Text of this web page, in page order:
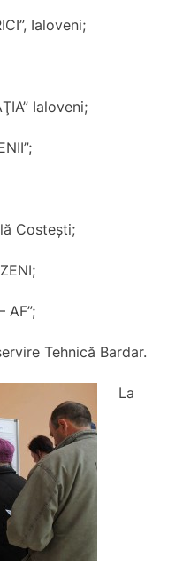
Ialoveni;
Ialoveni;
Costeşti;
AF”;
Tehnică Bardar.
La